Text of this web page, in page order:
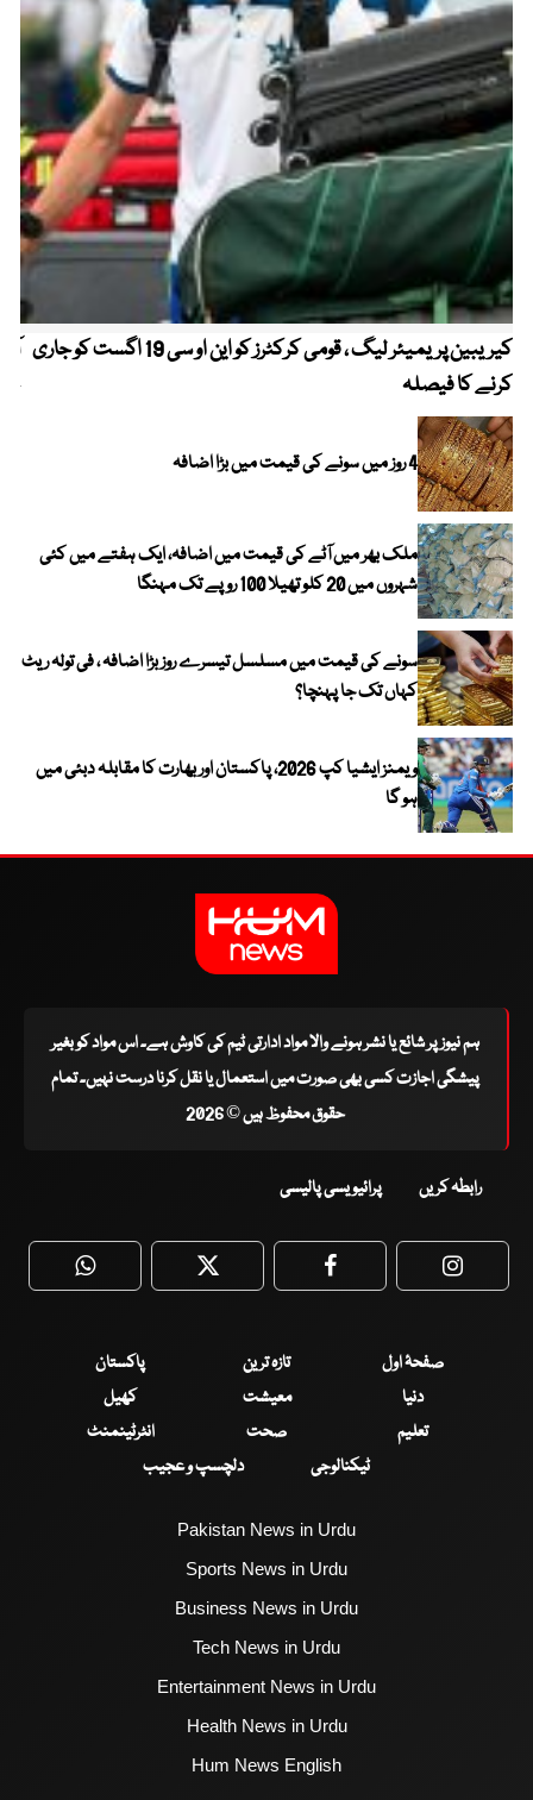
کیریبین پریمیئر لیگ ، قومی کرکٹرز کو این او سی 19 اگست کو جاری
کرنے کا فیصلہ
4 روز میں سونے کی قیمت میں بڑا اضافہ
ملک بھر میں آٹے کی قیمت میں اضافہ، ایک ہفتے میں کئی
شہروں میں 20 کلو تھیلا 100 روپے تک مہنگا
سونے کی قیمت میں مسلسل تیسرے روز بڑا اضافہ ، فی تولہ ریٹ
کہاں تک جا پہنچا؟
ویمنز ایشیا کپ 2026، پاکستان اور بھارت کا مقابلہ دبئی میں
ہو گا
ہم نیوز پر شائع یا نشر ہونے والا مواد ادارتی ٹیم کی کاوش ہے۔ اس مواد کو بغیر
پیشگی اجازت کسی بھی صورت میں استعمال یا نقل کرنا درست نہیں۔ تمام
حقوق محفوظ ہیں © 2026
رابطہ کریں پرائیویسی پالیسی
WhatsApp Twitter Facebook
صفحۂ اول تازہ ترین
پاکستان
دنیا
معیشت
کھیل
تعلیم
صحت
انٹرٹینمنٹ
ٹیکنالوجی
دلچسپ و عجیب
Pakistan News in Urdu
Sports News in Urdu
Business News in Urdu
Tech News in Urdu
Entertainment News in Urdu
Health News in Urdu
Hum News English